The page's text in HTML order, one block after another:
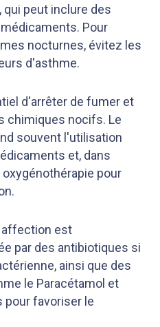
peut inclure des
Pour
nocturnes, évitez les
d'asthme.
d'arrêter de fumer et
chimiques nocifs. Le
souvent l'utilisation
et, dans
pour
affection est
par des antibiotiques si
ainsi que des
le Paracétamol et
pour favoriser le